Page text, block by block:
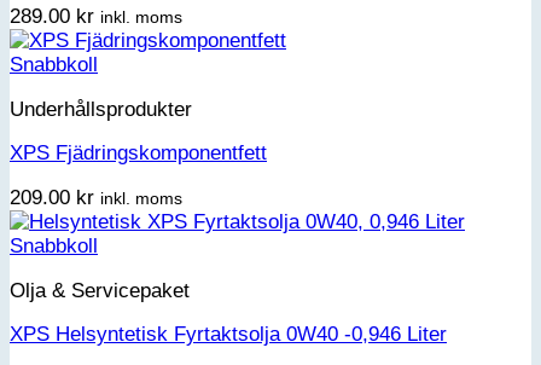
289.00 kr inkl. moms
Snabbkoll
Underhållsprodukter
XPS Fjädringskomponentfett
209.00 kr inkl. moms
Snabbkoll
Olja & Servicepaket
XPS Helsyntetisk Fyrtaktsolja 0W40 -0,946 Liter